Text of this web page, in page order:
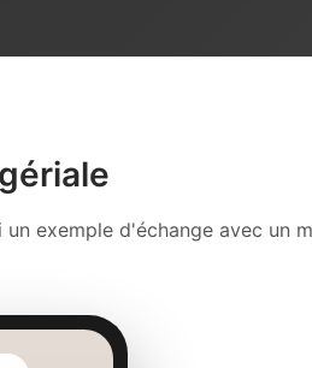
exemple d'échange avec un